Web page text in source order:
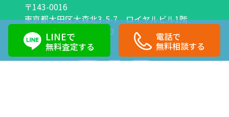
LINEで
無料査定する
電話で
無料相談する
〒143-0016
東京都大田区大森北3-5-7 ロイヤルビル1階
営業時間：10:00～18:00 定休日：日曜日・祝日
0120-89-0007 03-6423-1033